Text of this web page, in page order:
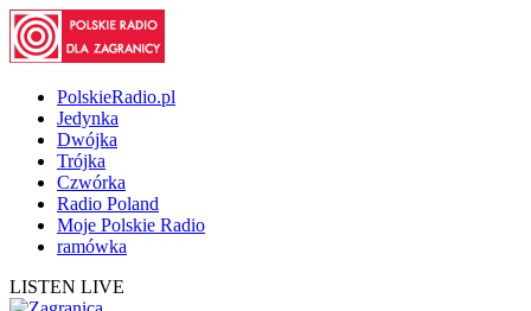
PolskieRadio.pl
Jedynka
Dwójka
Trójka
Czwórka
Radio Poland
Moje Polskie Radio
ramówka
LISTEN LIVE